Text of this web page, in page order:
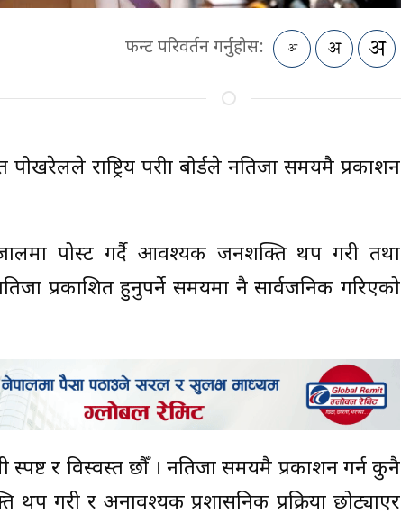
फन्ट परिवर्तन गर्नुहोस:
पोखरेलले राष्ट्रिय परीक्षा बोर्डले नतिजा समयमै प्रकाशन
पोस्ट गर्दै आवश्यक जनशक्ति थप गरी तथा
प्रकाशित हुनुपर्ने समयमा नै सार्वजनिक गरिएको
हामी स्पष्ट र विस्वस्त छौँ । नतिजा समयमै प्रकाशन गर्न कुनै
गरी र अनावश्यक प्रशासनिक प्रक्रिया छोट्याएर